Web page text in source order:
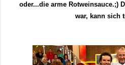
oder...die arme Rotweinsauce.;)
war, kann sich